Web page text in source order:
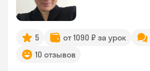
5 от 1090 ₽ за урок
10 отзывов